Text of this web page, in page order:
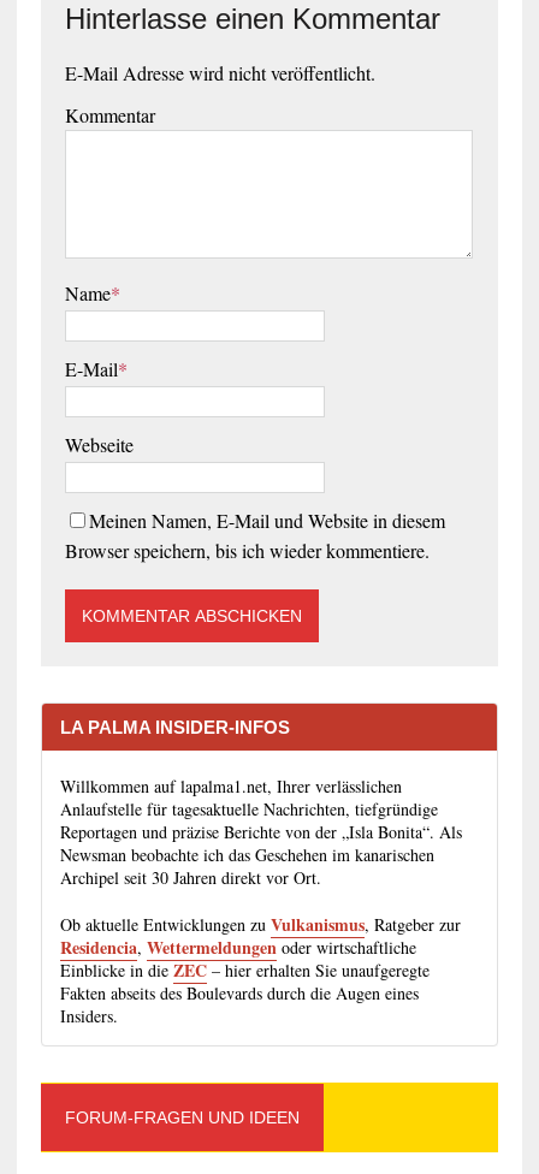
Hinterlasse einen Kommentar
E-Mail Adresse wird nicht veröffentlicht.
Kommentar
Name*
E-Mail*
Webseite
Meinen Namen, E-Mail und Website in diesem
Browser speichern, bis ich wieder kommentiere.
LA PALMA INSIDER-INFOS
Willkommen auf lapalma1.net, Ihrer verlässlichen
Anlaufstelle für tagesaktuelle Nachrichten, tiefgründige
Reportagen und präzise Berichte von der „Isla Bonita“. Als
Newsman beobachte ich das Geschehen im kanarischen
Archipel seit 30 Jahren direkt vor Ort.
Ob aktuelle Entwicklungen zu Vulkanismus, Ratgeber zur
Residencia, Wettermeldungen oder wirtschaftliche
Einblicke in dieZEC– hier erhalten Sie unaufgeregte
Fakten abseits des Boulevards durch die Augen eines
Insiders.
FORUM-FRAGEN UND IDEEN